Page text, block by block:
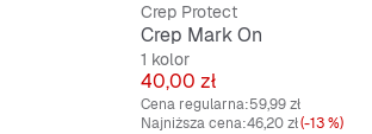
Crep Protect
Crep Mark On
1 kolor
Cena
40,00 zł
Cena regularna:59,99 zł
Najniższa cena:46,20 zł(-13 %)